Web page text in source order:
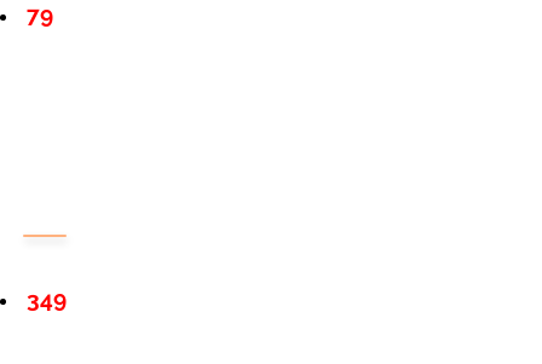
79
349